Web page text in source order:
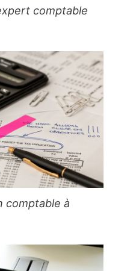
comptable
comptable à